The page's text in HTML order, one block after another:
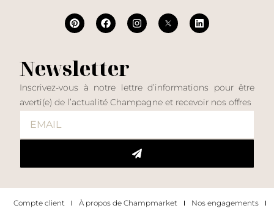
Newsletter
Inscrivez-vous à notre lettre d’informations pour être
averti(e) de l’actualité Champagne et recevoir nos offres
Compte client À propos de Champmarket
Nos engagements